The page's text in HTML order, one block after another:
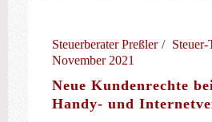
Steuerberater Preßler
November 2021
Neue Kundenrechte
Handy- und